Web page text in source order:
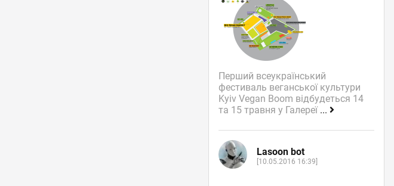
Перший всеукраїнський
фестиваль веганської культури
Kyiv Vegan Boom відбудеться 14
та 15 травня у Галереї ...
Lasoon bot
[10.05.2016 16:39]